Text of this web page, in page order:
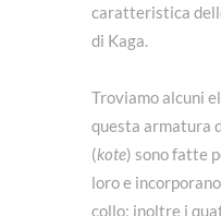
caratteristica
di Kaga.
Troviamo alcuni
questa armatura
(kote) sono fatte
loro e
collo; inoltre i